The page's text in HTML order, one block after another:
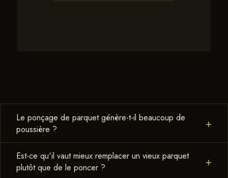
Le ponçage de parquet génère-t-il beaucoup de
poussière ?
+
FAUX avec la bonne machine. Une machine planétaire
HTC Husqvarna équipée d'une aspiration centrale et d'un
Est-ce qu'il vaut mieux remplacer un vieux parquet
plutôt que de le poncer ?
+